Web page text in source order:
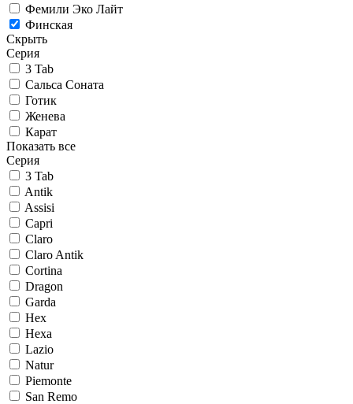
Фемили Эко Лайт
Финская
Скрыть
Серия
3 Tab
Сальса Соната
Готик
Женева
Карат
Показать все
Серия
3 Tab
Antik
Assisi
Capri
Claro
Claro Antik
Cortina
Dragon
Garda
Hex
Hexa
Lazio
Natur
Piemonte
San Remo